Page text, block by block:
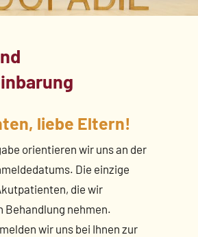
liebe Eltern!
orientieren wir uns an der
Die einzige
die wir
Behandlung nehmen.
wir uns bei Ihnen zur